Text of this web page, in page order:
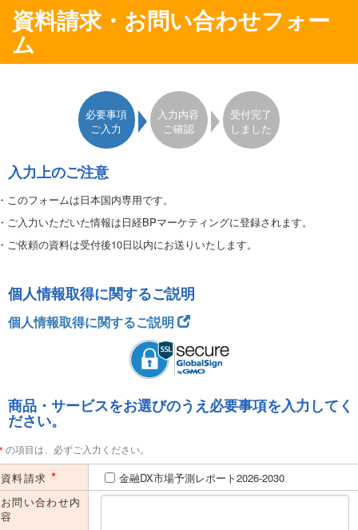
資料請求・お問い合わせフォー
ム
必要事項
ご入力
入力内容
ご確認
受付完了
しました
入力上のご注意
このフォームは日本国内専用です。
ご入力いただいた情報は日経BPマーケティングに登録されます。
ご依頼の資料は受付後10日以内にお送りいたします。
承ください。
ご登録いただいた住所やE-mailアドレスなどは、日経BPマーケティングか
らの事務連絡にも使わせていただきます。また、これ以外に日経BPグルー
プ会社から、各種ご案内（刊行物、展示会、セミナー等）やアンケート、
広告主等の製品やサービスのご案内を送付させていただく場合がありま
す。下記「個人情報取得に関するご説明」をよくお読みいただき、ご同意
フォームのご利用は、法人（内におけるご担当者の方）に限らせてい
だきます。同業者の方や学生の方、及び個人的な関心による目的での
利用はご遠慮いただいております。予めご了承ください。
個人情報取得に関するご説明
個人情報取得に関するご説明
商品・サービスをお選びのうえ必要事項を入力してく
ださい。
の項目は、必ずご入力ください。
資料請求 *
金融DX市場予測レポート2026-2030
お問い合わせ内
容